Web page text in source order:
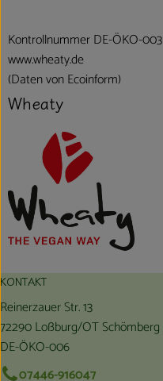
Kontrollnummer DE-ÖKO-003
www.wheaty.de
(Daten von Ecoinform)
Wheaty
KONTAKT
Reinerzauer Str. 13
72290 Loßburg/OT Schömberg
DE-ÖKO-006
07446-916047